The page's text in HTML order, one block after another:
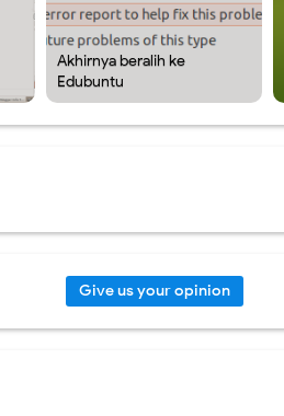
Akhirnya beralih ke
Edubuntu
Give us your opinion